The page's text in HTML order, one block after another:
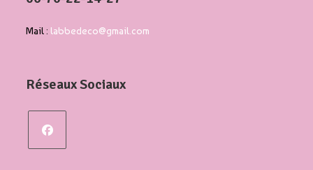
Mail : labbedeco@gmail.com
Réseaux Sociaux